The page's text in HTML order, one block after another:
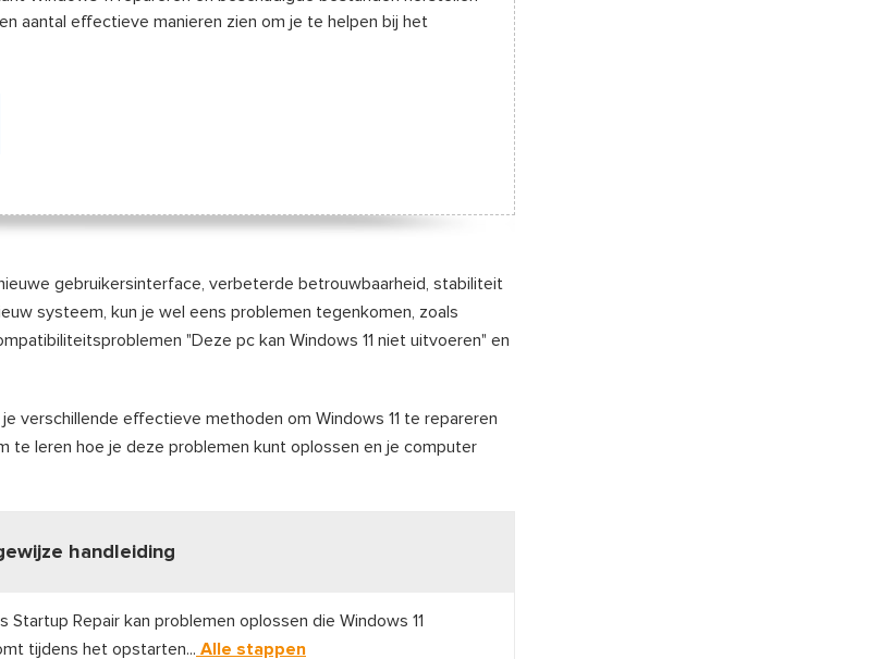
aantal effectieve manieren zien om je te helpen bij het
gebruikersinterface, verbeterde betrouwbaarheid, stabiliteit
systeem, kun je wel eens problemen tegenkomen, zoals
"Deze pc kan Windows 11 niet uitvoeren" en
verschillende effectieve methoden om Windows 11 te repareren
te leren hoe je deze problemen kunt oplossen en je computer
handleiding
Startup Repair kan problemen oplossen die Windows 11
tijdens het opstarten... Alle stappen